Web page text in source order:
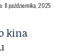
8 października, 2025
kina